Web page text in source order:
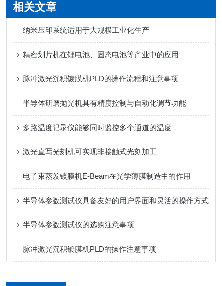
相关文章
纳米压印系统适用于大规模工业化生产
精密划片机在锂电池、固态电池等产业中的应用
脉冲激光沉积镀膜机PLD的操作流程和注意事项
半导体研磨抛光机具有精度控制与自动化调节功能
多路温度记录仪能够同时监控多个通道的温度
激光直写光刻机可实现非接触式光刻加工
电子束蒸发镀膜机E-Beam在光学薄膜制造中的作用
半导体参数测试仪具备友好的用户界面和灵活的操作方式
半导体参数测试仪的选购注意事项
脉冲激光沉积镀膜机PLD的操作注意事项